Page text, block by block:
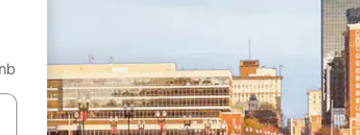
pomocou klávesov so šípkami nahor a nadol alebo